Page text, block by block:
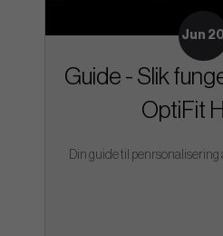
Jun
Guide - Slik
OptiFit
Din guide til